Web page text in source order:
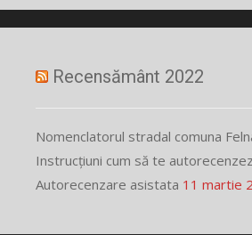
Recensământ 2022
Nomenclatorul stradal comuna
Instrucțiuni cum să te
Autorecenzare asistata 11 martie